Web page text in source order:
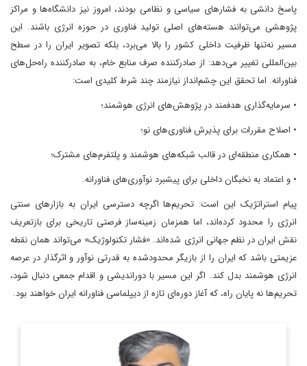
پاسخ دانشی به فشارهای سیاسی و نظامی بودند، امروز نیز دانشگاه‌ها و مراکز
پژوهشی می‌توانند هسته‌های اصلی تولید فناوری در حوزه انرژی باشند. این
مسیر نه‌تنها ظرفیت داخلی کشور را بالا می‌برد، بلکه تصویر ایران را در سطح
بین‌المللی تغییر می‌دهد: از صادرکننده صرف منابع خام، به صادرکننده راه‌حل‌های
فناورانه. اما تحقق این چشم‌انداز نیازمند چند شرط کلیدی است:
• سرمایه‌گذاری هدفمند در پژوهش‌های انرژی هوشمند؛
• اصلاح مقررات برای پذیرش فناوری‌های نو؛
• همکاری منطقه‌ای در قالب شبکه‌های هوشمند و پلتفرم‌های مشترک؛
• و اعتماد به نخبگان داخلی برای پیشبرد نوآوری‌های فناورانه.
پیام استراتژیک این است: تحریم‌ها اگرچه دسترسی ایران به بازارهای سنتی
انرژی را محدود کرده‌اند، اما همزمان زمینه‌ساز فرصتی تاریخی برای بازتعریف
نقش ایران در نظم جهانی انرژی شده‌اند. «فشار تکنولوژیک» می‌تواند همان نقطه
عزیمتی باشد که ایران را از بازیگر محدودشده به قدرتی نوآور و اثرگذار در عرصه
انرژی هوشمند بدل کند. اگر این مسیر با دوراندیشی و اقدام جمعی دنبال شود،
تحریم‌ها نه پایان راه، که آغاز دوره‌ای تازه از دیپلماسی فناورانه ایران خواهند بود.
پژوهشگر گروه علوم شناختی، فن آوری و حکمرانی